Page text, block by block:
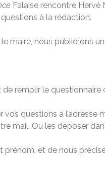
Falaise rencontre
à la rédaction.
le maire, nous publierons
de remplir le questionnaire
vos questions à
mail. Ou les déposer
prénom, et de nous